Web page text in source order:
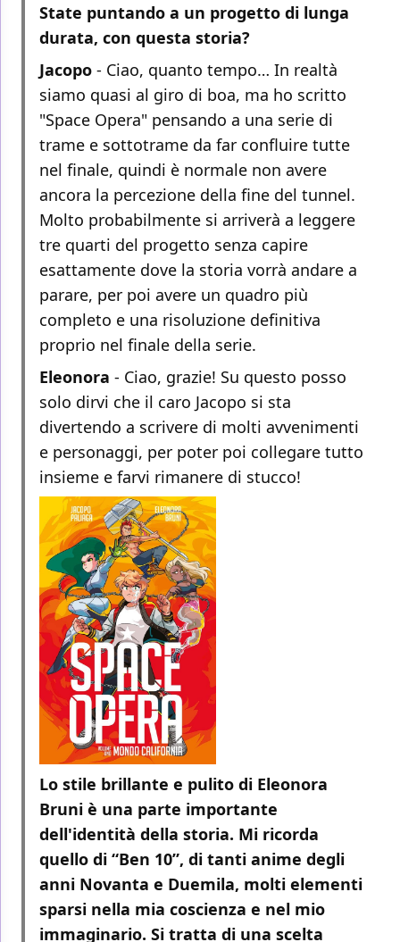
State puntando a un progetto di lunga
durata, con questa storia?
Jacopo - Ciao, quanto tempo… In realtà
siamo quasi al giro di boa, ma ho scritto
"Space Opera" pensando a una serie di
trame e sottotrame da far confluire tutte
nel finale, quindi è normale non avere
ancora la percezione della fine del tunnel.
Molto probabilmente si arriverà a leggere
tre quarti del progetto senza capire
esattamente dove la storia vorrà andare a
parare, per poi avere un quadro più
completo e una risoluzione definitiva
proprio nel finale della serie.
Eleonora - Ciao, grazie! Su questo posso
solo dirvi che il caro Jacopo si sta
divertendo a scrivere di molti avvenimenti
e personaggi, per poter poi collegare tutto
insieme e farvi rimanere di stucco!
Lo stile brillante e pulito di Eleonora
Bruni è una parte importante
dell'identità della storia. Mi ricorda
quello di “Ben 10”, di tanti anime degli
anni Novanta e Duemila, molti elementi
sparsi nella mia coscienza e nel mio
immaginario. Si tratta di una scelta